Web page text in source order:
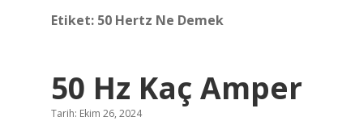
Etiket: 50 Hertz Ne Demek
50 Hz Kaç Amper
Tarih: Ekim 26, 2024